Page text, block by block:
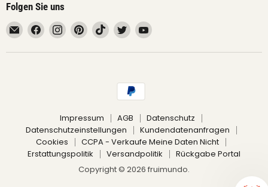
Folgen Sie uns
Email
fruimundo
Finden
Sie
uns
Finden
Sie
uns
Finden
Sie
uns
Pinterest
Finden
Sie
uns
TikTok
Finden
Sie
uns
Twitter
Finden
uns
Impressum AGB
Datenschutz
Datenschutzeinstellungen
Kundendatenanfragen
Cookies
CCPA - Verkaufe Meine Daten Nicht
Erstattungspolitik
Versandpolitik
Rückgabe Portal
Copyright © 2026 fruimundo.